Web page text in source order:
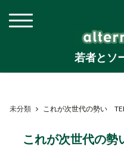
若者とソ
未分類 これが次世代の勢い
これが次世代の